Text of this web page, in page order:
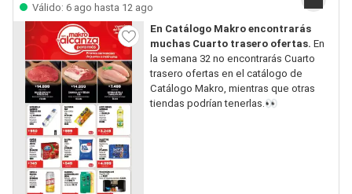
Válido: 6 ago hasta 12 ago
En Catálogo Makro encontrarás
muchas Cuarto trasero ofertas. En
la semana 32 no encontrarás Cuarto
trasero ofertas en el catálogo de
Catálogo Makro, mientras que otras
tiendas podrían tenerlas.👀